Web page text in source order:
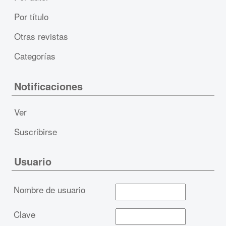
Por título
Otras revistas
Categorías
Notificaciones
Ver
Suscribirse
Usuario
Nombre de usuario
Clave